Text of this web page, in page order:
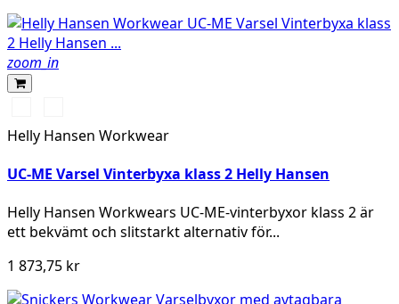
zoom_in
HIGH
VIS
ORANGE/EBONY
HIGH
VIS
YELLOW/EBONY
Helly Hansen Workwear
UC-ME Varsel Vinterbyxa klass 2 Helly Hansen
Helly Hansen Workwears UC-ME-vinterbyxor klass 2 är
ett bekvämt och slitstarkt alternativ för...
1 873,75 kr